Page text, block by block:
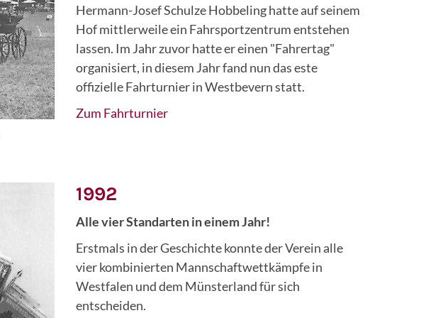
Hermann-Josef Schulze Hobbeling hatte auf seinem
Hof mittlerweile ein Fahrsportzentrum entstehen
lassen. Im Jahr zuvor hatte er einen "Fahrertag"
organisiert, in diesem Jahr fand nun das este
offizielle Fahrturnier in Westbevern statt.
Zum Fahrturnier
1992
Alle vier Standarten in einem Jahr!
Erstmals in der Geschichte konnte der Verein alle
vier kombinierten Mannschaftwettkämpfe in
Westfalen und dem Münsterland für sich
entscheiden.